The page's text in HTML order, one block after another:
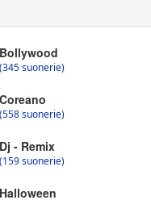
Bollywood
(345 suonerie)
Coreano
(558 suonerie)
Dj - Remix
(159 suonerie)
Halloween